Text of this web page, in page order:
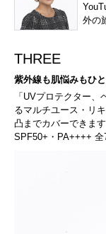
外の
THREE
紫外線も肌悩みもひと
「UVプロテクター
るマルチユース・リ
凸までカバーできま
SPF50+・PA++++ 全